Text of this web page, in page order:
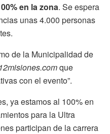
en la zona. Se espera
unas 4.000 personas
de la Municipalidad de
que
con el evento”.
ya estamos al 100% en
para la Ultra
participan de la carrera